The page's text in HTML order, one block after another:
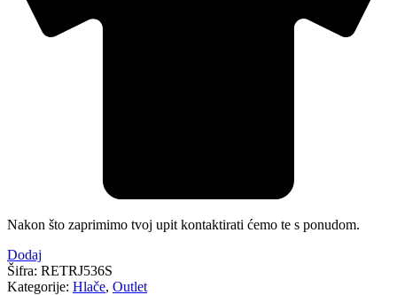
Nakon što zaprimimo tvoj upit kontaktirati ćemo te s ponudom.
Dodaj
Šifra: RETRJ536S
Kategorije: Hlače, Outlet